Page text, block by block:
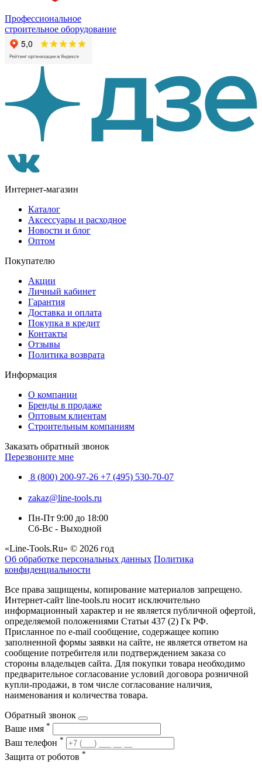
Профессиональное
строительное оборудование
Интернет-магазин
Каталог
Аксессуары и расходное
Новости и блог
Оптом
Покупателю
Акции
Личный кабинет
Гарантия
Доставка и оплата
Покупка в кредит
Контакты
Отзывы
Политика возврата
Информация
О компании
Бренды в продаже
Оптовым клиентам
Строительным компаниям
Заказать обратный звонок
Перезвоните мне
8 (800) 200-97-26 +7 (495) 530-70-07
zakaz@line-tools.ru
Пн-Пт 9:00 до 18:00
Сб-Вс - Выходной
«Line-Tools.Ru» © 2026 год
Об обработке персональных данных Политика
конфиденциальности
Все права защищены, копирование материалов запрещено.
Интернет-сайт line-tools.ru носит исключительно
информационный характер и не является публичной офертой,
определяемой положениями Статьи 437 (2) Гк РФ.
Присланное по e-mail сообщение, содержащее копию
заполненной формы заявки на сайте, не является ответом на
сообщение потребителя или подтверждением заказа со
стороны владельцев сайта. Для покупки товара необходимо
предварительное согласование условий договора розничной
купли-продажи, в том числе согласование наличия,
наименования и количества товара.
Обратный звонок
Ваше имя *
Ваш телефон *
Защита от роботов *